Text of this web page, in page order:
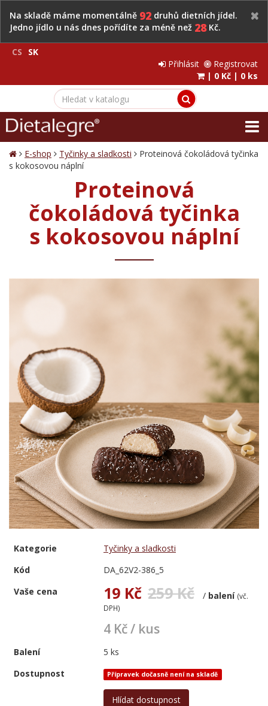
Na skladě máme momentálně 92 druhů dietních jídel.
Jedno jídlo u nás dnes pořídíte za méně než 28Kč.
CS
SK
Přihlásit
Registrovat
| 0 Kč | 0 ks
E-shop Tyčinky a sladkosti
Proteinová čokoládová tyčinka
s kokosovou náplní
Proteinová
čokoládová tyčinka
s kokosovou náplní
Kategorie
Tyčinky a sladkosti
Kód
DA_62V2-386_5
Vaše cena
19 Kč 259 Kč / balení (vč.
DPH)
4 Kč / kus
Balení
5 ks
Dostupnost
Přípravek dočasně není na skladě
Hlídat dostupnost